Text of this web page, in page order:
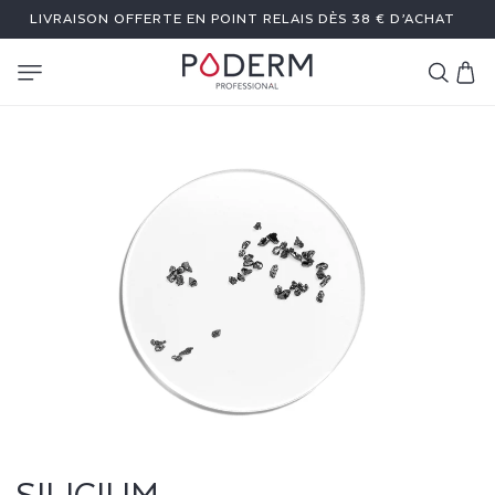
PASSER
AU
LIVRAISON OFFERTE EN POINT RELAIS DÈS 38 € D’ACHAT
Panier